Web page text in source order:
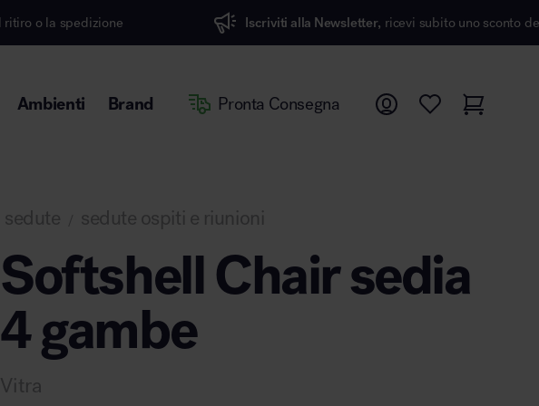
Iscriviti alla Newsletter, ricevi subito uno sconto del 7%
Ambienti Brand Pronta Consegna
sedute sedute ospiti e riunioni
Softshell Chair sedia
4 gambe
Vitra